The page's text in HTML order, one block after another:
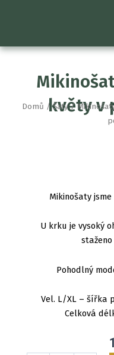
květy v
Domů /Šaty/
Mikinošaty
U krku je vysoký
Pohodlný
Vel. L/XL – šířka
Celková